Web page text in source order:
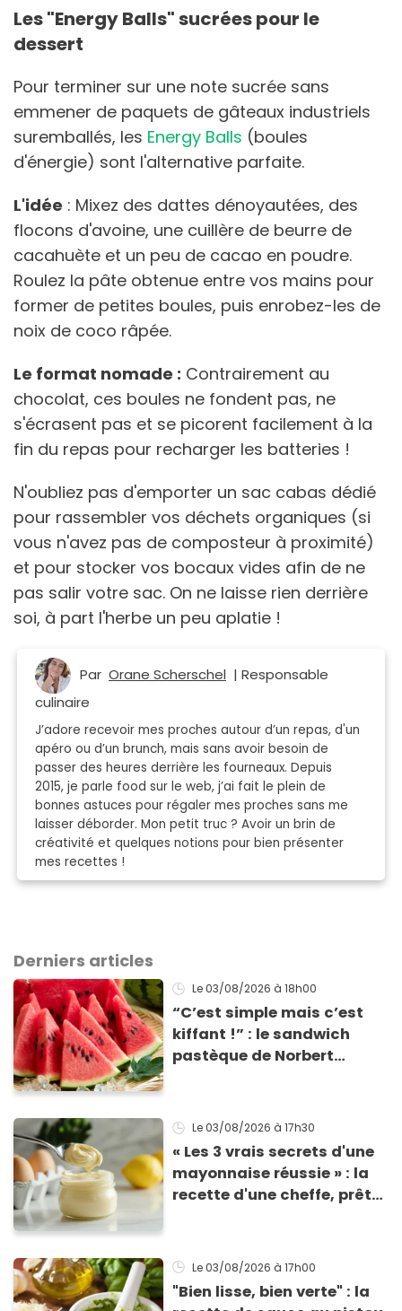
Les "Energy Balls" sucrées pour le
dessert
Pour terminer sur une note sucrée sans
emmener de paquets de gâteaux industriels
suremballés, les Energy Balls (boules
d'énergie) sont l'alternative parfaite.
L'idée : Mixez des dattes dénoyautées, des
flocons d'avoine, une cuillère de beurre de
cacahuète et un peu de cacao en poudre.
Roulez la pâte obtenue entre vos mains pour
former de petites boules, puis enrobez-les de
noix de coco râpée.
Le format nomade : Contrairement au
chocolat, ces boules ne fondent pas, ne
s'écrasent pas et se picorent facilement à la
fin du repas pour recharger les batteries !
N'oubliez pas d'emporter un sac cabas dédié
pour rassembler vos déchets organiques (si
vous n'avez pas de composteur à proximité)
et pour stocker vos bocaux vides afin de ne
pas salir votre sac. On ne laisse rien derrière
soi, à part l'herbe un peu aplatie !
Par Orane Scherschel | Responsable
culinaire
J’adore recevoir mes proches autour d’un repas, d'un
apéro ou d’un brunch, mais sans avoir besoin de
passer des heures derrière les fourneaux. Depuis
2015, je parle food sur le web, j’ai fait le plein de
bonnes astuces pour régaler mes proches sans me
laisser déborder. Mon petit truc ? Avoir un brin de
créativité et quelques notions pour bien présenter
mes recettes !
Derniers articles
Le 03/08/2026 à 18h00
“C’est simple mais c’est
kiffant !” : le sandwich
pastèque de Norbert
Le 03/08/2026 à 17h30
« Les 3 vrais secrets d'une
mayonnaise réussie » : la
recette d'une cheffe, prête
Le 03/08/2026 à 17h00
"Bien lisse, bien verte" : la